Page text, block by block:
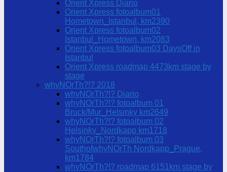
Orient Xpress Diario
Orient Xpress fotoalbum01
Hometown_Istanbul, km2390
Orient Xpress fotoalbum02
Istanbul_Hometown, km2083
Orient Xpress fotoalbum03 DaysOff in
Istanbul
Orient Xpress roadmap 4473km stage by
stage
whyNOrTh?!? 2018
whyNOrTh?!? Diario
whyNOrTh?!? fotoalbum 01
Bruck/Mur_Helsinky km2649
whyNOrTh?!? fotoalbum 02
Helsinky_Nordkapp km1718
whyNOrTh?!? fotoalbum 03
SouthofwhyNOrTh Nordkapp_Prague,
km1784
whyNOrTh?!? roadmap 6151km stage by